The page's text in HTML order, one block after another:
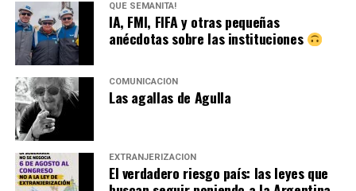
QUÉ SEMANITA!
IA, FMI, FIFA y otras pequeñas
anécdotas sobre las instituciones
COMUNICACIÓN
Las agallas de Agulla
EXTRANJERIZACIÓN
El verdadero riesgo país: las leyes que